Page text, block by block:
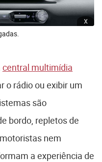
x
central multimídia
o rádio ou exibir um
são
bordo, repletos de
nem
a experiência de